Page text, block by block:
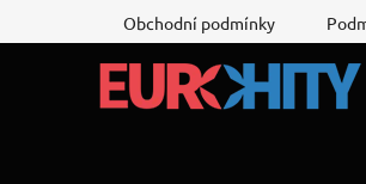
na
Obchodní podmínky